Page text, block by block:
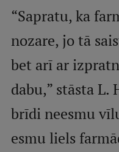
Strategy
Structure
History
Visual Identity
RSU Great Hall
Museums and
“Sapratu, ka
nozare, jo tā
bet arī ar
dabu,” stāsta L.
brīdi neesmu
esmu liels